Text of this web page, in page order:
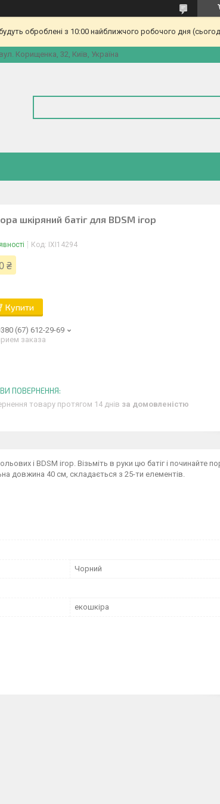
оброблені з 10:00 найближчого робочого дня
вул. Корищенка, 32, Київ, Україна
шкіряний батіг для BDSM ігор
Код: IXI14294
₴
Купити
(67) 612-29-69
заказа
товару протягом 14 днів за домовленістю
і BDSM ігор. Візьміть в руки цю батіг і починайте
довжина 40 см, складається з 25-ти елементів.
Чорний
екошкіра